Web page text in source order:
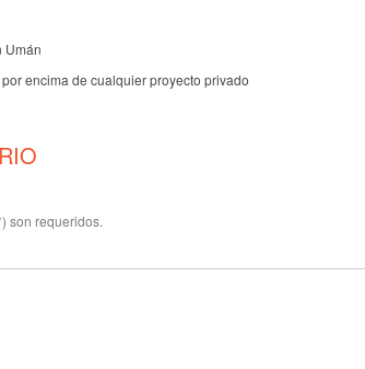
Umán
encima de cualquier proyecto privado
son requeridos.